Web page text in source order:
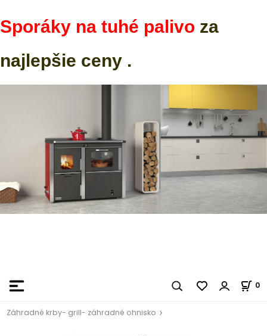
Sporáky na tuhé palivo za
najlepšie ceny .
0
Záhradné krby- grill- záhradné ohnisko